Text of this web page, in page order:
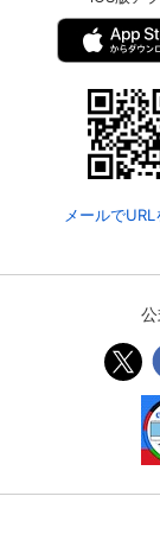
メールでURL